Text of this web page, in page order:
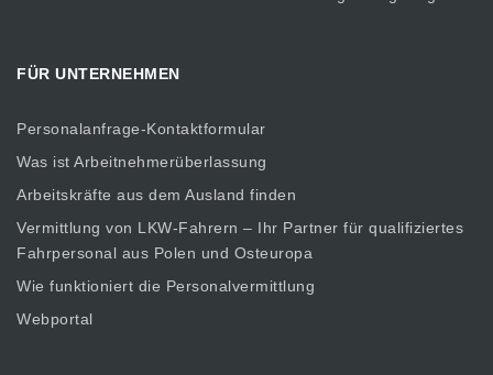
FÜR UNTERNEHMEN
Personalanfrage-Kontaktformular
Was ist Arbeitnehmerüberlassung
Arbeitskräfte aus dem Ausland finden
Vermittlung von LKW-Fahrern – Ihr Partner für qualifiziertes
Fahrpersonal aus Polen und Osteuropa
Wie funktioniert die Personalvermittlung
Webportal